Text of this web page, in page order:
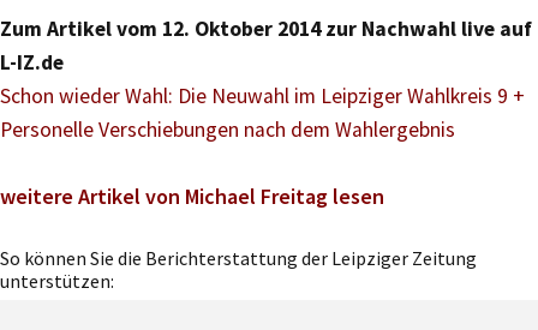
Zum Artikel vom 12. Oktober 2014 zur Nachwahl live auf
L-IZ.de
Schon wieder Wahl: Die Neuwahl im Leipziger Wahlkreis 9 +
Personelle Verschiebungen nach dem Wahlergebnis
weitere Artikel von Michael Freitag lesen
So können Sie die Berichterstattung der Leipziger Zeitung
unterstützen: